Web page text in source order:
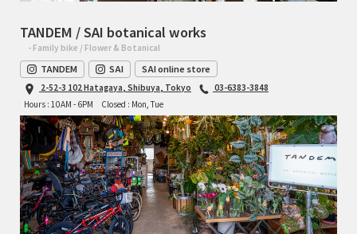
TANDEM / SAI botanical works
- Family bike / Flower & Botanical
TANDEM SAI SAI online store
2-52-3 102 Hatagaya, Shibuya, Tokyo
03-6383-3848
Hours : 10AM - 6PM
Closed : Mon, Tue